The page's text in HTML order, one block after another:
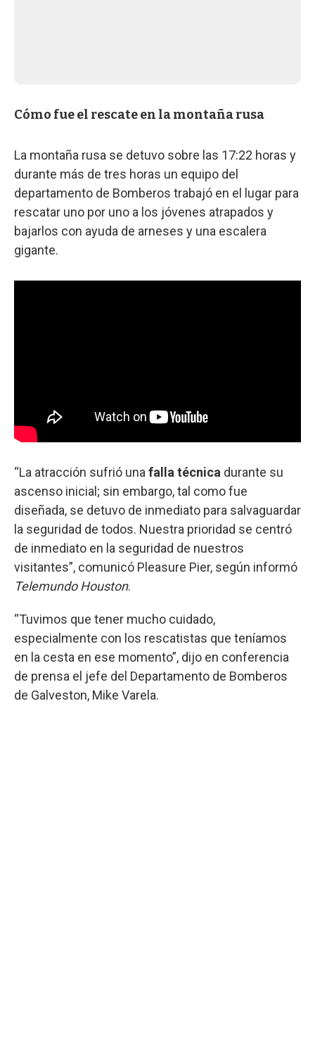
Cómo fue el rescate en la montaña rusa
La montaña rusa se detuvo sobre las 17:22 horas y
durante más de tres horas un equipo del
departamento de Bomberos trabajó en el lugar para
rescatar uno por uno a los jóvenes atrapados y
bajarlos con ayuda de arneses y una escalera
gigante.
“La atracción sufrió unafalla técnica durante su
ascenso inicial; sin embargo, tal como fue
diseñada, se detuvo de inmediato para salvaguardar
la seguridad de todos. Nuestra prioridad se centró
de inmediato en la seguridad de nuestros
visitantes”, comunicó Pleasure Pier, según informó
Telemundo Houston.
“Tuvimos que tener mucho cuidado,
especialmente con los rescatistas que teníamos
en la cesta en ese momento”, dijo en conferencia
de prensa el jefe del Departamento de Bomberos
de Galveston, Mike Varela.